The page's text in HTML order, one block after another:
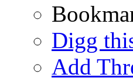
Digg
Add